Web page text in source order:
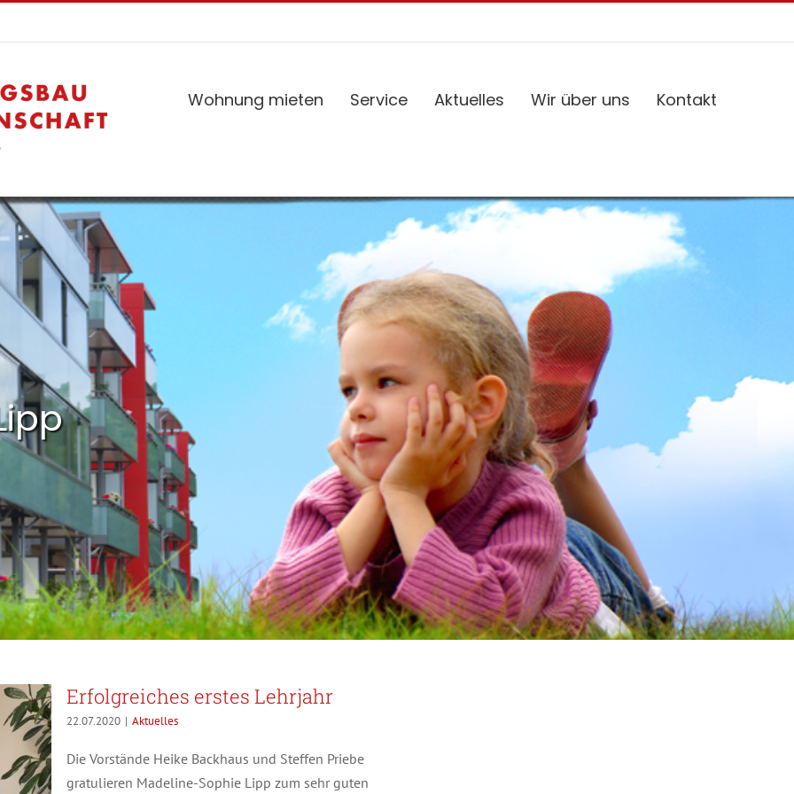
Wohnung mieten Service Aktuelles Wir über uns Kontakt
Erfolgreiches erstes Lehrjahr
22.07.2020 | Aktuelles
Die Vorstände Heike Backhaus und Steffen Priebe
gratulieren Madeline-Sophie Lipp zum sehr guten